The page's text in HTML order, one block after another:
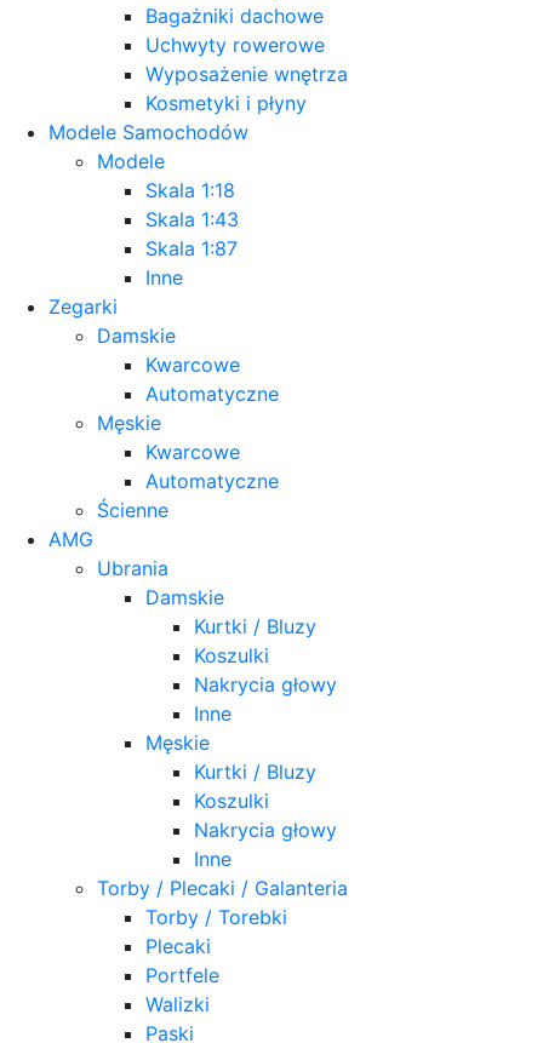
Bagażniki dachowe
Uchwyty rowerowe
Wyposażenie wnętrza
Kosmetyki i płyny
Modele Samochodów
Modele
Skala 1:18
Skala 1:43
Skala 1:87
Inne
Zegarki
Damskie
Kwarcowe
Automatyczne
Męskie
Kwarcowe
Automatyczne
Ścienne
AMG
Ubrania
Damskie
Kurtki / Bluzy
Koszulki
Nakrycia głowy
Inne
Męskie
Kurtki / Bluzy
Koszulki
Nakrycia głowy
Inne
Torby / Plecaki / Galanteria
Torby / Torebki
Plecaki
Portfele
Walizki
Paski